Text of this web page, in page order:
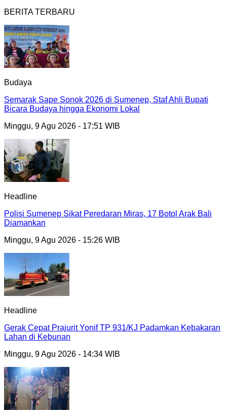
BERITA TERBARU
Budaya
Semarak Sape Sonok 2026 di Sumenep, Staf Ahli Bupati
Bicara Budaya hingga Ekonomi Lokal
Minggu, 9 Agu 2026 - 17:51 WIB
Headline
Polisi Sumenep Sikat Peredaran Miras, 17 Botol Arak Bali
Diamankan
Minggu, 9 Agu 2026 - 15:26 WIB
Headline
Gerak Cepat Prajurit Yonif TP 931/KJ Padamkan Kebakaran
Lahan di Kebunan
Minggu, 9 Agu 2026 - 14:34 WIB